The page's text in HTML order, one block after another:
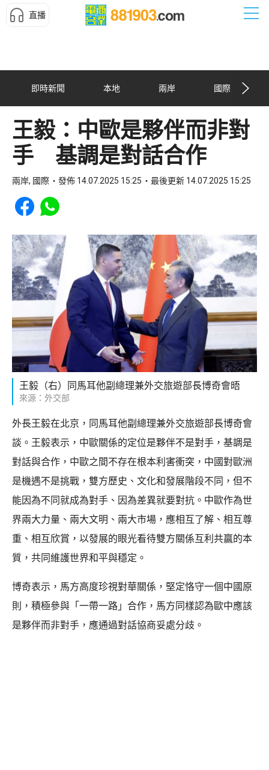
直播
即時新聞 本地 兩岸 國際
王毅：中歐是夥伴而非對
手 基調是對話合作
兩岸, 國際 發佈 14.07.2025 15:25 最後更新 14.07.2025 15:25
Share to Facebook
Share to WhatsApp
王毅（右）同馬耳他副總理兼外交旅遊部長博奇會晤
來源：外交部
外長王毅在北京，同馬耳他副總理兼外交旅遊部長博奇會
談。王毅表示，中歐關係的定位是夥伴不是對手，基調是
對話與合作，中歐之間不存在根本利害衝突，中國對歐洲
是機遇不是挑戰，雙方歷史、文化和發展階段不同，但不
能因為不同就成為對手、因為差異就要對抗。中歐作為世
界兩大力量、兩大文明、兩大市場，應相互了解、相互尊
重、相互欣賞，以發展的眼光看待雙方關係互利共贏的本
質，共同維護世界和平與穩定。
博奇表示，馬方高度珍視對華關係，堅定恪守一個中國原
則，積極參與「一帶一路」合作，馬方同樣認為歐中應該
是夥伴而非對手，應通過對話協商妥處分歧。